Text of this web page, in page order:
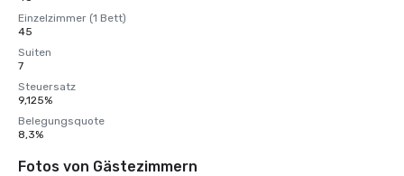
Einzelzimmer (1 Bett)
45
Suiten
7
Steuersatz
9,125%
Belegungsquote
8,3%
Fotos von Gästezimmern